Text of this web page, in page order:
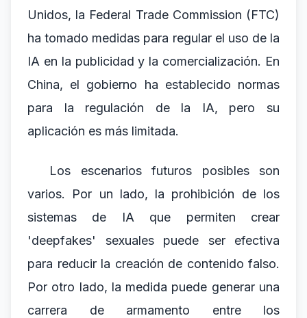
Unidos, la Federal Trade Commission (FTC)
ha tomado medidas para regular el uso de la
IA en la publicidad y la comercialización. En
China, el gobierno ha establecido normas
para la regulación de la IA, pero su
aplicación es más limitada.
Los escenarios futuros posibles son
varios. Por un lado, la prohibición de los
sistemas de IA que permiten crear
'deepfakes' sexuales puede ser efectiva
para reducir la creación de contenido falso.
Por otro lado, la medida puede generar una
carrera de armamento entre los